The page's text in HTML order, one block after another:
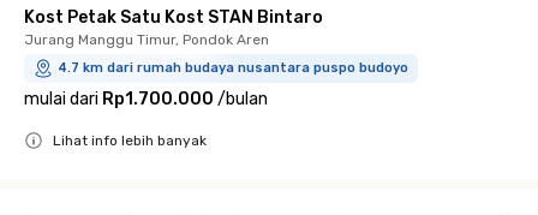
Kost Petak Satu Kost STAN Bintaro
Jurang Manggu Timur, Pondok Aren
4.7 km dari rumah budaya nusantara puspo budoyo
mulai dari Rp1.700.000 /bulan
Lihat info lebih banyak